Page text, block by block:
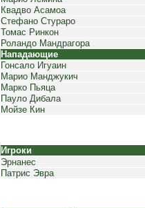
Квадво Асамоа
Стефано Стураро
Томас Ринкон
Роландо Мандрагора
Нападающие
Гонсало Игуаин
Марио Манджукич
Марко Пьяца
Пауло Дибала
Мойзе Кин
Игроки
Эрнанес
Патрис Эвра